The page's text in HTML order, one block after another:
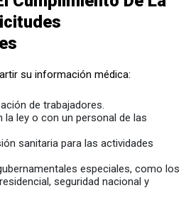
su información médica:
de trabajadores.
ley o con un personal de las
sanitaria para las actividades
especiales, como los
seguridad nacional y